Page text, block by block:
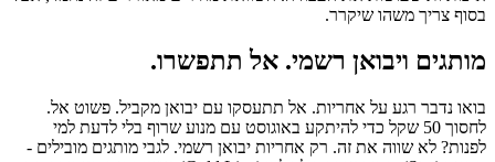
בסוף צריך משהו שיקרר.
מותגים ויבואן רשמי. אל תתפשרו.
בואו נדבר רגע על אחריות. אל תתעסקו עם יבואן מקביל. פשוט אל.
לחסוך 50 שקל כדי להיתקע באוגוסט עם מנוע שרוף בלי לדעת למי
לפנות? לא שווה את זה. רק אחריות יבואן רשמי. לגבי מותגים מובילים -